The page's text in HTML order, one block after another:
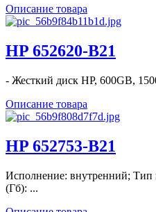
Описание товара
HP 652620-B21
- Жесткий диск HP, 600GB,
Описание товара
HP 652753-B21
Исполнение: внутренний; Тип
(Гб): ...